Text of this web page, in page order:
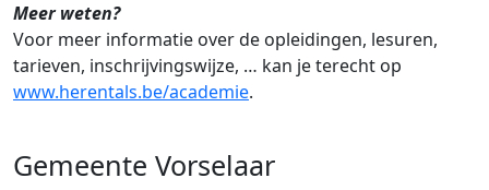
Meer weten?
Voor meer informatie over de opleidingen, lesuren,
tarieven, inschrijvingswijze, … kan je terecht op
www.herentals.be/academie.
Gemeente Vorselaar